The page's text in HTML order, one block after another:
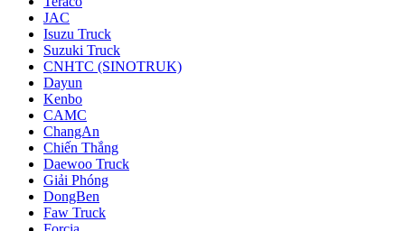
JAC
Isuzu Truck
Suzuki Truck
CNHTC (SINOTRUK)
Dayun
Kenbo
CAMC
ChangAn
Chiến Thắng
Daewoo Truck
Giải Phóng
DongBen
Faw Truck